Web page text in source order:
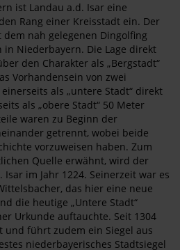
ist Landau a.d. Isar eine
Rang einer Kreisstadt ein. Der
nah gelegenen Dingolfing
Niederbayern. Die Lage direkt
den Charakter als „Bergstadt“
Vorhandensein von zwei
als „untere Stadt“ direkt
als „obere Stadt“ 50 Meter
waren zu Beginn der
getrennt, wobei beide
vorzuweisen haben. Zum
Quelle erwähnt, wird der
im Jahr 1224. Seinerzeit war es
das hier eine neue
die heutige „Untere Stadt“
Urkunde auftauchte. Seit 1304
und führt zudem ein Siegel aus
niederbayerisches Stadtsiegel